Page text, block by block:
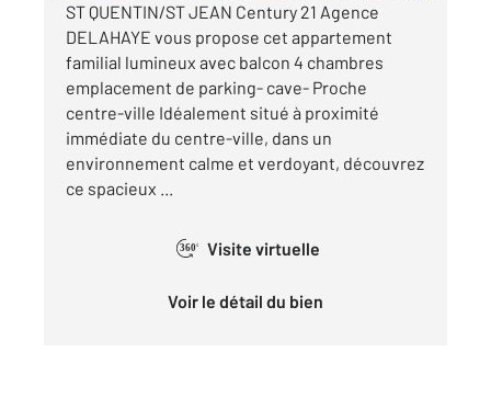
ST QUENTIN/ST JEAN Century 21 Agence
DELAHAYE vous propose cet appartement
familial lumineux avec balcon 4 chambres
emplacement de parking- cave- Proche
centre-ville Idéalement situé à proximité
immédiate du centre-ville, dans un
environnement calme et verdoyant, découvrez
ce spacieux ...
360° Visite virtuelle
Voir le détail du bien